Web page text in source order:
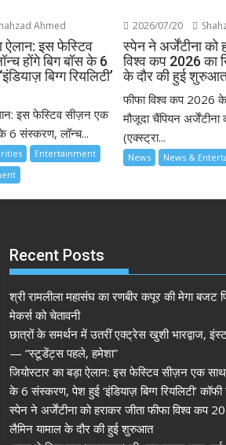
Ahmed
ऐलान: इस फेस्टिव
होंगे बिग बॉस के 6
बिग्ग रियलिटी’
इस फेस्टिव सीज़न एक
6 संस्करण, लॉन्च...
Entertainment
2026/07/20
स्पेन ने अर्जेंटीना को
विश्व कप 2026 का
के दौर की हुई
फीफा विश्व कप 2026
मौजूदा चैंपियन
(एक्स्ट्रा...
News News &
Recent Posts
श्री रामलीला महासंघ का रणबीर कपूर की मेगा बजट
मेकर्स को चेतावनी
छात्रों के समर्थन में उतरीं एक्ट्रेस खुशी भारद्वाज,
— “स्टूडेंट्स पहले, हमेशा”
जियोस्टार का बड़ा ऐलान: इस फेस्टिव सीज़न एक साथ
के 6 संस्करण, पेश हुई ‘इंडियाज़ बिग्ग रियलिटी’
स्पेन ने अर्जेंटीना को हराकर जीता फीफा विश्व कप
लैमिन यामाल के दौर की हुई शुरुआत